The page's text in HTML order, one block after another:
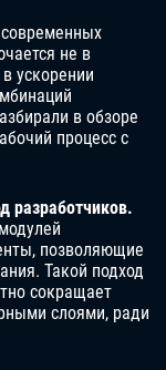
не в
ускорении
в обзоре
процесс с
разработчиков.
позволяющие
Такой подход
сокращает
слоями, ради